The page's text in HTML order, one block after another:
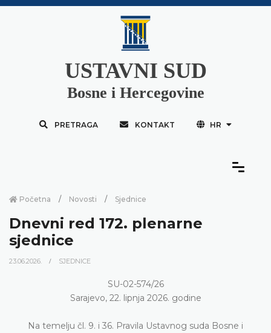
USTAVNI SUD
Bosne i Hercegovine
PRETRAGA KONTAKT HR
Početna Novosti Sjednice
Dnevni red 172. plenarne
sjednice
23.06.2026. SJEDNICE
SU-02-574/26
Sarajevo, 22. lipnja 2026. godine
Na temelju čl. 9. i 36. Pravila Ustavnog suda Bosne i